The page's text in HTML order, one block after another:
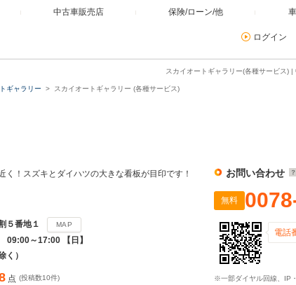
中古車販売店 保険/ローン/他
ログイン
スカイオートギャラリー(各種サービス) |
ギャラリー スカイオートギャラリー (各種サービス)
く！スズキとダイハツの大きな看板が目印です！
５番地１ MAP
09:00～17:00 【日】
く）
点 (投稿数10件)
お問い合わせ
無料
電話
※一部ダイヤル回線、IP